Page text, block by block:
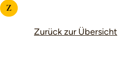
Z
Zurück zur Übersicht